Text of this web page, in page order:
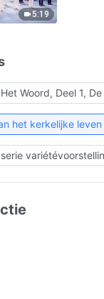
5:19
Woord, Deel 1,
het kerkelijke leven